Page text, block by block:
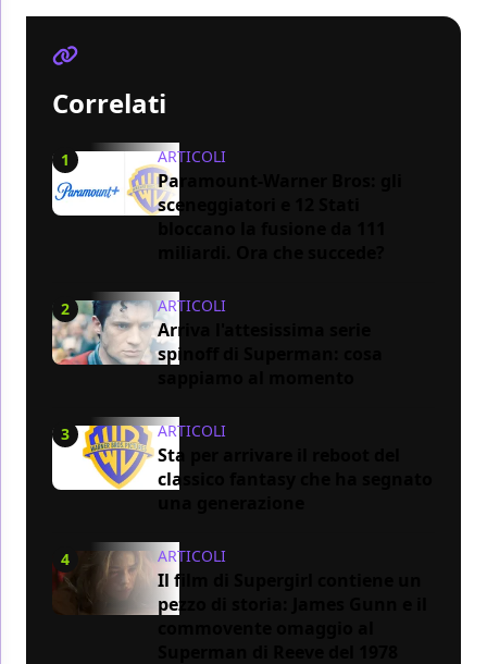
Correlati
1 ARTICOLI
Paramount-Warner Bros: gli
sceneggiatori e 12 Stati
2 ARTICOLI
Arriva l'attesissima serie
spinoff di Superman: cosa
3 ARTICOLI
Sta per arrivare il reboot del
classico fantasy che ha segnato
4 ARTICOLI
Il film di Supergirl contiene un
pezzo di storia: James Gunn e il